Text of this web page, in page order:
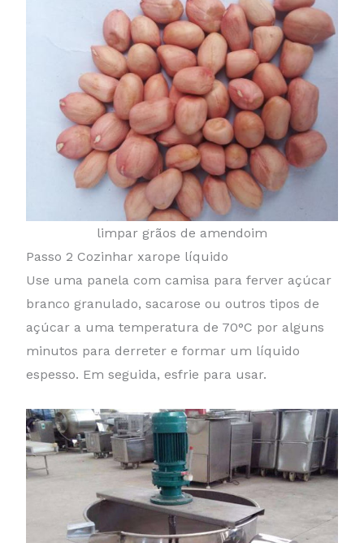
limpar grãos de amendoim
Passo 2 Cozinhar xarope líquido
Use uma panela com camisa para ferver açúcar
branco granulado, sacarose ou outros tipos de
açúcar a uma temperatura de 70°C por alguns
minutos para derreter e formar um líquido
espesso. Em seguida, esfrie para usar.